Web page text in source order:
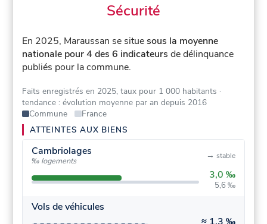
Sécurité
En 2025, Maraussan se situesous la moyenne
nationale pour 4 des 6 indicateurs de délinquance
publiés pour la commune.
Faits enregistrés en 2025, taux pour 1 000 habitants ·
tendance : évolution moyenne par an depuis 2016
Commune
France
ATTEINTES AUX BIENS
Cambriolages
‰ logements
3,0 ‰
5,6 ‰
→ stable
Vols de véhicules